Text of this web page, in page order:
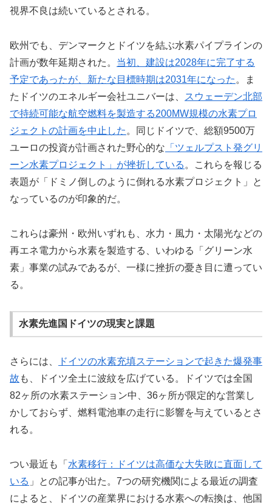
視界不良は続いているとされる。
欧州でも、デンマークとドイツを結ぶ水素パイプラインの
計画が数年延期された。 当初、建設は2028年に完了する
予定であったが、新たな目標時期は2031年になった 。ま
たドイツのエネルギー会社ユニバーは、
スウェーデン北部
で持続可能な航空燃料を製造する200MW規模の水素プロ
ジェクトの計画を中止した 。同じドイツで、総額9500万
ユーロの投資が計画された野心的な 「ツェルプスト発グリ
ーン水素プロジェクト」が挫折している 。これらを報じる
表題が「ドミノ倒しのように倒れる水素プロジェクト」と
なっているのが印象的だ。
これらは豪州・欧州いずれも、水力・風力・太陽光などの
再エネ電力から水素を製造する、いわゆる「グリーン水
素」事業の試みであるが、一様に挫折の憂き目に遭ってい
る。
水素先進国ドイツの現実と課題
さらには、
ドイツの水素充填ステーションで起きた爆発事
故 も、ドイツ全土に波紋を広げている。ドイツでは全国
82ヶ所の水素ステーション中、36ヶ所が限定的な営業し
かしておらず、燃料電池車の走行に影響を与えているとさ
れる。
つい最近も「 水素移行：ドイツは高価な大失敗に直面して
いる 」との記事が出た。7つの研究機関による最近の調査
によると、ドイツの産業界における水素への転換は、他国